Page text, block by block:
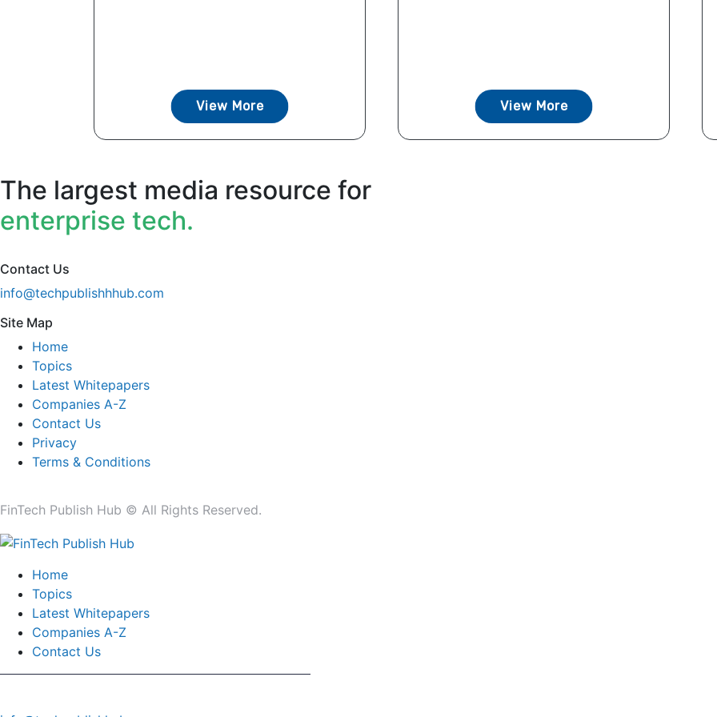
View More View More
The largest media resource for
enterprise tech.
Contact Us
info@techpublishhhub.com
Site Map
Home
Topics
Latest Whitepapers
Companies A-Z
Contact Us
Privacy
Terms & Conditions
FinTech Publish Hub © All Rights Reserved.
Home
Topics
Latest Whitepapers
Companies A-Z
Contact Us